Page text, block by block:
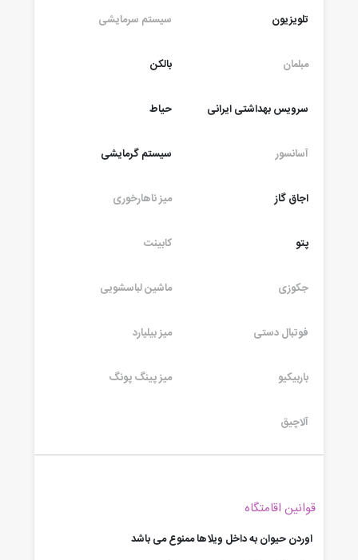
تلویزیون سیستم سرمایشی
مبلمان بالکن
سرویس بهداشتی ایرانی حیاط
آسانسور سیستم گرمایشی
اجاق گاز میز ناهارخوری
پتو کابینت
جکوزی ماشین لباسشویی
فوتبال دستی میز بیلیارد
باربیکیو میز پینگ پونگ
آلاچیق
قوانین اقامتگاه
اوردن حیوان به داخل ویلاها ممنوع می باشد